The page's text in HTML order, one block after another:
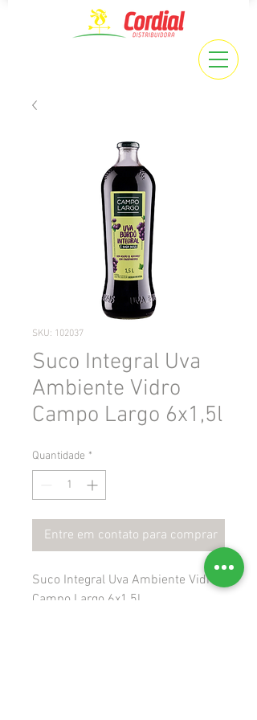
SKU: 102037
Suco Integral Uva
Ambiente Vidro
Campo Largo 6x1,5l
Quantidade *
Entre em contato para comprar
Suco Integral Uva Ambiente Vidro
Campo Largo 6x1,5l